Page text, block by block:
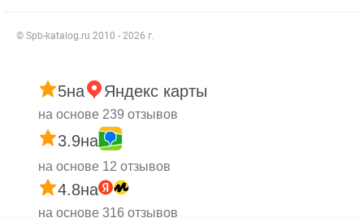
© Spb-katalog.ru 2010 - 2026 г.
5на Яндекс карты
на основе 239 отзывов
3.9на
на основе 12 отзывов
4.8на
на основе 316 отзывов